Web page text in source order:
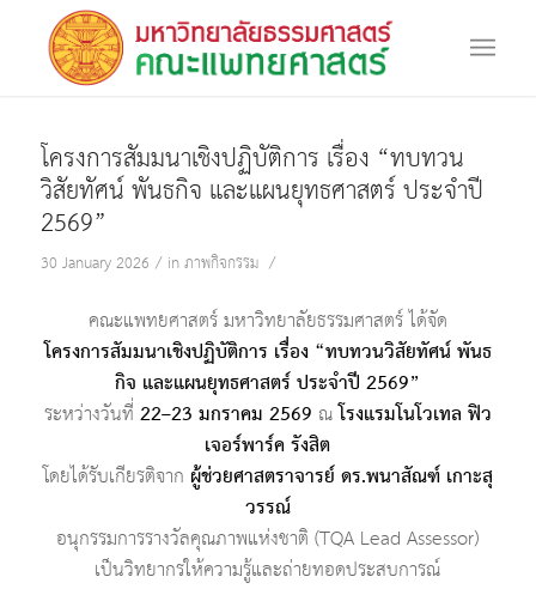
โครงการสัมมนาเชิงปฏิบัติการ เรื่อง “ทบทวน
วิสัยทัศน์ พันธกิจ และแผนยุทธศาสตร์ ประจำปี
2569”
30 January 2026 / inภาพกิจกรรม /
คณะแพทยศาสตร์ มหาวิทยาลัยธรรมศาสตร์ ได้จัด
โครงการสัมมนาเชิงปฏิบัติการ เรื่อง “ทบทวนวิสัยทัศน์ พันธ
กิจ และแผนยุทธศาสตร์ ประจำปี 2569”
ระหว่างวันที่ 22–23 มกราคม 2569 ณโรงแรมโนโวเทล ฟิว
เจอร์พาร์ค รังสิต
โดยได้รับเกียรติจาก ผู้ช่วยศาสตราจารย์ ดร.พนาสัณฑ์ เกาะสุ
วรรณ์
อนุกรรมการรางวัลคุณภาพแห่งชาติ (TQA Lead Assessor)
เป็นวิทยากรให้ความรู้และถ่ายทอดประสบการณ์